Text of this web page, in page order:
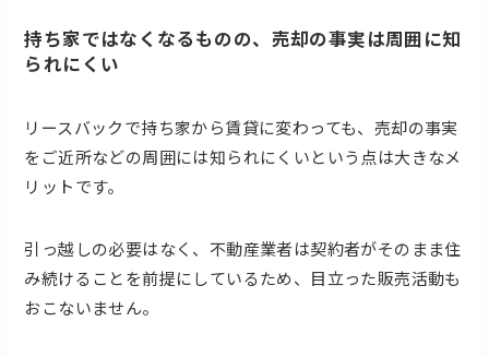
持ち家ではなくなるものの、売却の事実は周囲に知
られにくい
リースバックで持ち家から賃貸に変わっても、売却の事実
をご近所などの周囲には知られにくいという点は大きなメ
リットです。
引っ越しの必要はなく、不動産業者は契約者がそのまま住
み続けることを前提にしているため、目立った販売活動も
おこないません。